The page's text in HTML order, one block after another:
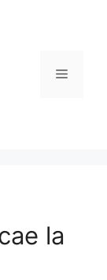
Menú
la